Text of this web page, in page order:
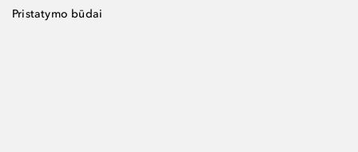
Pristatymo būdai